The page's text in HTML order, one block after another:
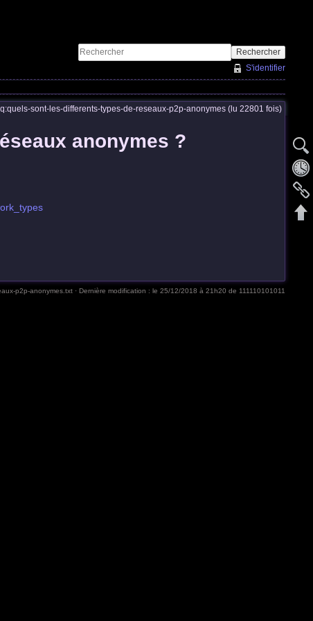
Rechercher
S'identifier
sont-les-differents-types-de-reseaux-p2p-anonymes (lu 22801 fois)
anonymes ?
p2p-anonymes.txt · Dernière modification : le 25/12/2018 à 21h20 de 111110101011